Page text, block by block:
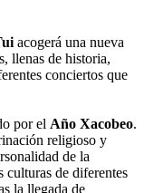
acogerá una nueva
llenas de historia,
conciertos que
por el Año Xacobeo.
religioso y
de la
culturas de diferentes
la llegada de